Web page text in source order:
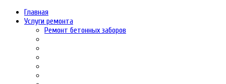
Главная
Услуги ремонта
Ремонт бетонных заборов